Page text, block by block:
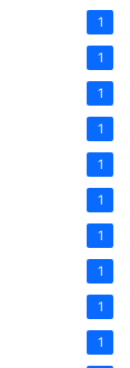
1
1
1
1
1
1
1
1
1
1